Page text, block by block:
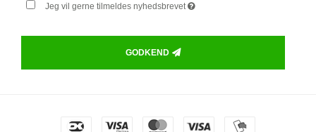
Jeg vil gerne tilmeldes nyhedsbrevet
GODKEND